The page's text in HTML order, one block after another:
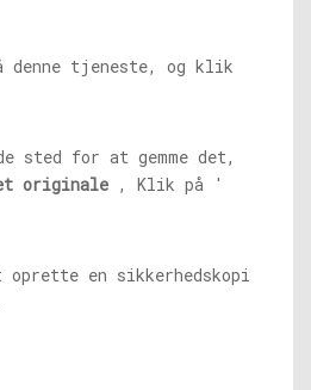
denne tjeneste, og klik
sted for at gemme det,
originale , Klik på '
oprette en sikkerhedskopi